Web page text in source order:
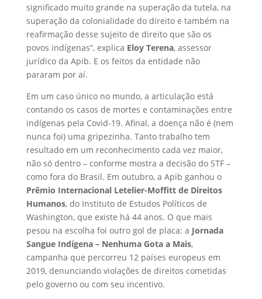
significado muito grande na superação da tutela, na
superação da colonialidade do direito e também na
reafirmação desse sujeito de direito que são os
povos indígenas”, explica Eloy Terena, assessor
jurídico da Apib. E os feitos da entidade não
pararam por aí.
Em um caso único no mundo, a articulação está
contando os casos de mortes e contaminações entre
indígenas pela Covid-19. Afinal, a doença não é (nem
nunca foi) uma gripezinha. Tanto trabalho tem
resultado em um reconhecimento cada vez maior,
não só dentro – conforme mostra a decisão do STF –
como fora do Brasil. Em outubro, a Apib ganhou o
Prêmio Internacional Letelier-Moffitt de Direitos
Humanos, do Instituto de Estudos Políticos de
Washington, que existe há 44 anos. O que mais
pesou na escolha foi outro gol de placa: a Jornada
Sangue Indígena – Nenhuma Gota a Mais,
campanha que percorreu 12 países europeus em
2019, denunciando violações de direitos cometidas
pelo governo ou com seu incentivo.